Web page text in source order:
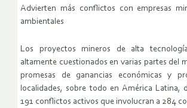
Advierten más conflictos con empresas
ambientales
Los proyectos mineros de alta
altamente cuestionados en varias partes del
promesas de ganancias económicas y
localidades, sobre todo en América Latina,
191 conflictos activos que involucran a 284